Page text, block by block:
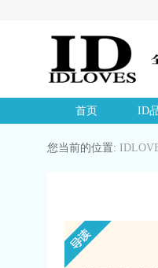
首页 ID
您当前的位置: